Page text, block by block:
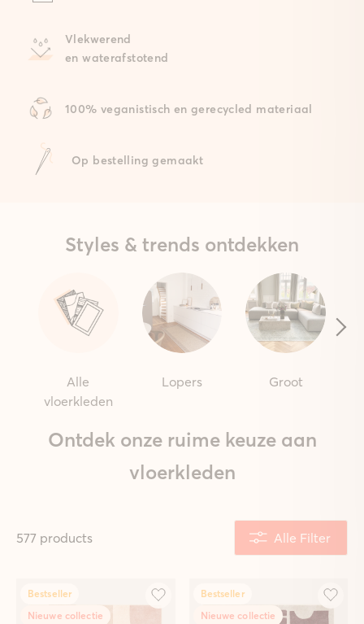
Vlekwerend
en waterafstotend
100% veganistisch en gerecycled materiaal
Op bestelling gemaakt
Styles & trends ontdekken
Alle
vloerkleden
Lopers Groot
Ontdek onze ruime keuze aan
vloerkleden
577 products Alle Filter
Bestseller
Nieuwe collectie
Bestseller
Nieuwe collectie